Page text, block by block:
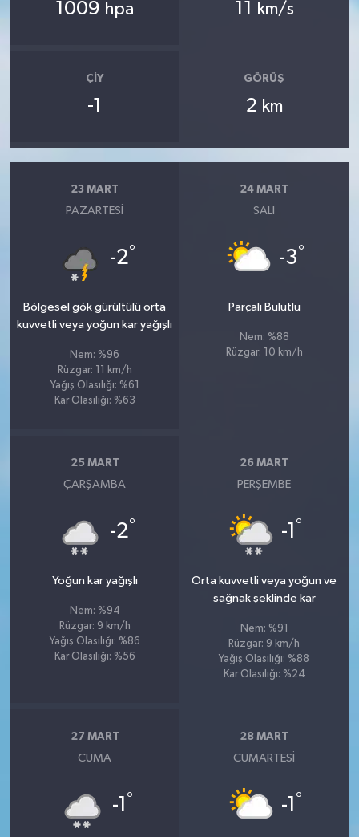
1009 hpa 11 km/s
ÇIY
-1
GÖRÜŞ
2 km
23 MART
PAZARTESI
-2°
Bölgesel gök gürültülü orta
kuvvetli veya yoğun kar yağışlı
Nem: %96
Rüzgar: 11 km/h
Yağış Olasılığı: %61
Kar Olasılığı: %63
24 MART
SALI
-3°
Parçalı Bulutlu
Nem: %88
Rüzgar: 10 km/h
25 MART
ÇARŞAMBA
-2°
Yoğun kar yağışlı
Nem: %94
Rüzgar: 9 km/h
Yağış Olasılığı: %86
Kar Olasılığı: %56
26 MART
PERŞEMBE
-1 °
Orta kuvvetli veya yoğun ve
sağnak şeklinde kar
Nem: %91
Rüzgar: 9 km/h
Yağış Olasılığı: %88
Kar Olasılığı: %24
27 MART
CUMA
-1 °
28 MART
CUMARTESI
-1 °